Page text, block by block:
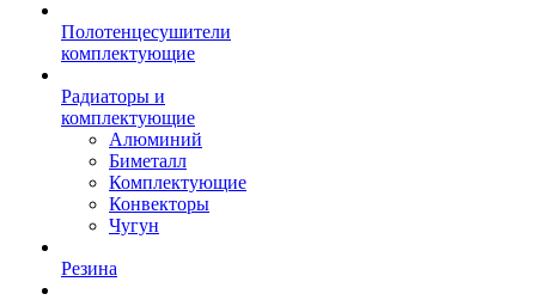
Полотенцесушители
комплектующие
Радиаторы и
комплектующие
Алюминий
Биметалл
Комплектующие
Конвекторы
Чугун
Резина